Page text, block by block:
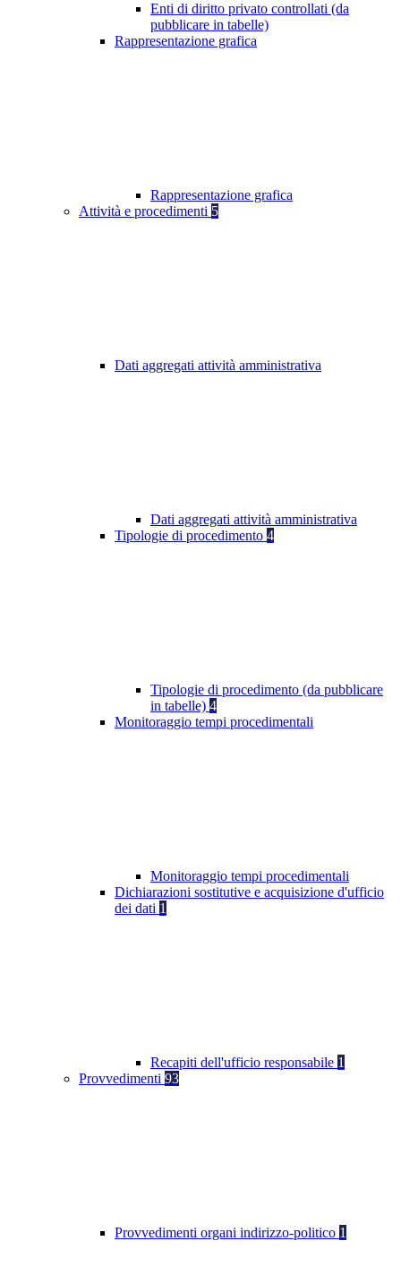
Enti di diritto privato controllati (da
pubblicare in tabelle)
Rappresentazione grafica
Rappresentazione grafica
Attività e procedimenti 5
Dati aggregati attività amministrativa
Dati aggregati attività amministrativa
Tipologie di procedimento 4
Tipologie di procedimento (da pubblicare
in tabelle) 4
Monitoraggio tempi procedimentali
Monitoraggio tempi procedimentali
Dichiarazioni sostitutive e acquisizione d'ufficio
dei dati 1
Recapiti dell'ufficio responsabile 1
Provvedimenti 93
Provvedimenti organi indirizzo-politico 1